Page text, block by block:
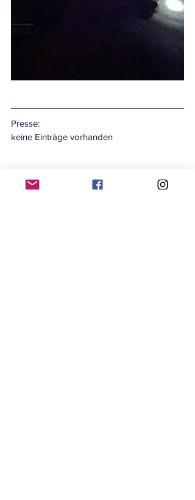
Presse:
keine Einträge vorhanden
#einsatz2021 #einsätze2021
#raststätte
#zweidorferholz #diesel